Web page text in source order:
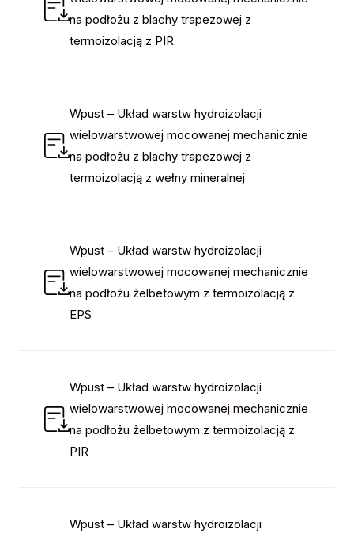
na podłożu z blachy trapezowej z
termoizolacją z PIR
Wpust – Układ warstw hydroizolacji
wielowarstwowej mocowanej mechanicznie
na podłożu z blachy trapezowej z
termoizolacją z wełny mineralnej
Wpust – Układ warstw hydroizolacji
wielowarstwowej mocowanej mechanicznie
na podłożu żelbetowym z termoizolacją z
EPS
Wpust – Układ warstw hydroizolacji
wielowarstwowej mocowanej mechanicznie
na podłożu żelbetowym z termoizolacją z
PIR
Wpust – Układ warstw hydroizolacji